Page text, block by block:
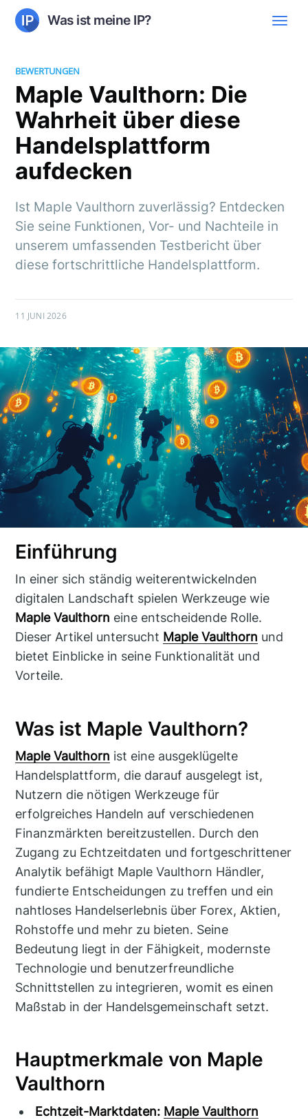
Was ist meine IP?
BEWERTUNGEN
Maple Vaulthorn: Die
Wahrheit über diese
Handelsplattform
aufdecken
Ist Maple Vaulthorn zuverlässig? Entdecken
Sie seine Funktionen, Vor- und Nachteile in
unserem umfassenden Testbericht über
diese fortschrittliche Handelsplattform.
11 JUNI 2026
Einführung
In einer sich ständig weiterentwickelnden
digitalen Landschaft spielen Werkzeuge wie
Maple Vaulthorn eine entscheidende Rolle.
Dieser Artikel untersucht Maple Vaulthorn und
bietet Einblicke in seine Funktionalität und
Vorteile.
Was ist Maple Vaulthorn?
Maple Vaulthorn ist eine ausgeklügelte
Handelsplattform, die darauf ausgelegt ist,
Nutzern die nötigen Werkzeuge für
erfolgreiches Handeln auf verschiedenen
Finanzmärkten bereitzustellen. Durch den
Zugang zu Echtzeitdaten und fortgeschrittener
Analytik befähigt Maple Vaulthorn Händler,
fundierte Entscheidungen zu treffen und ein
nahtloses Handelserlebnis über Forex, Aktien,
Rohstoffe und mehr zu bieten. Seine
Bedeutung liegt in der Fähigkeit, modernste
Technologie und benutzerfreundliche
Schnittstellen zu integrieren, womit es einen
Maßstab in der Handelsgemeinschaft setzt.
Hauptmerkmale von Maple
Vaulthorn
Echtzeit-Marktdaten: Maple Vaulthorn